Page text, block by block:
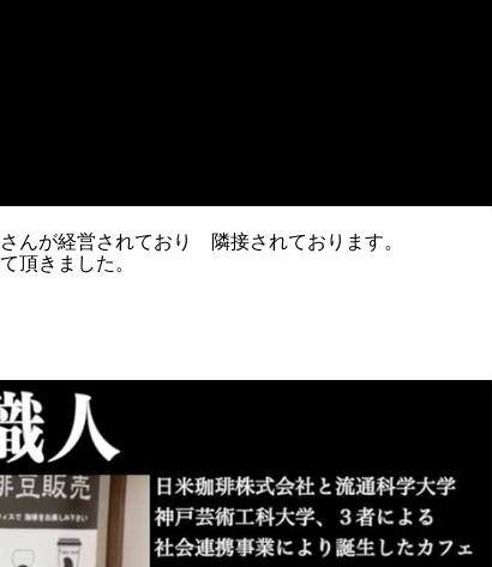
んが経営されており 隣接されております。
頂きました。